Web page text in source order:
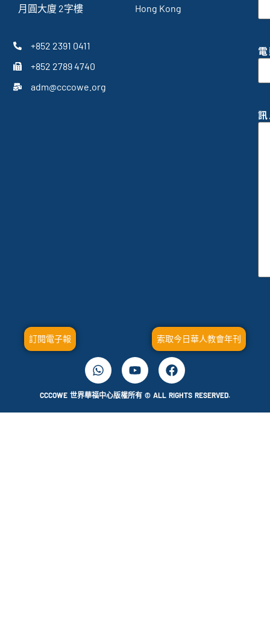
月圓大廈 2字樓 Hong Kong
+852 2391 0411
+852 2789 4740
adm@cccowe.org
訂閱電子報 索取今日華人教會年刊
CCCOWE 世界華福中心版權所有 © ALL RIGHTS RESERVED.